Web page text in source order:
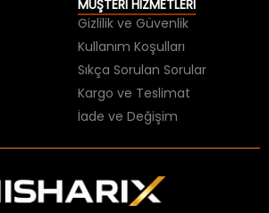
MÜŞTERİ HİZMETLERİ
Gizlilik ve Güvenlik
Kullanım Koşulları
Sıkça Sorulan Sorular
Kargo ve Teslimat
İade ve Değişim